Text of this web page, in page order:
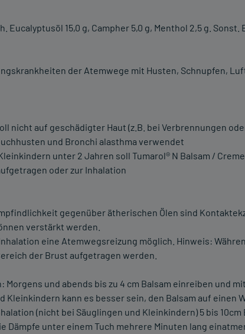
Eucalyptusöl 15,0 g, Campher 5,0 g, Menthol 2,5 g.
der Atemwege mit Husten, Schnupfen,
nicht auf geschädigter Haut (z.B. bei Verbrennungen
und Bronchi alasthma verwendet
unter 2 Jahren soll Tumarol® N Balsam /
oder zur Inhalation
gegenüber ätherischen Ölen sind
verstärkt werden.
eine Atemwegsreizung möglich. Hinweis:
der Brust aufgetragen werden.
Morgens und abends bis zu 4 cm Balsam einreiben und
Kleinkindern kann es besser sein, den Balsam auf einen
(nicht bei Säuglingen und Kleinkindern) 5 bis 10cm
Dämpfe unter einem Tuch mehrere Minuten lang